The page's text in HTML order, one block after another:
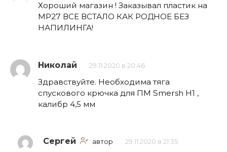
Хороший магазин ! Заказывал пластик на
МР27 ВСЕ ВСТАЛО КАК РОДНОЕ БЕЗ
НАПИЛИНГА!
Николай 29.11.2020 в 20:46
Здравствуйте. Необходима тяга
спускового крючка для ПМ Smersh H1 ,
калибр 4,5 мм
Сергей автор 29.11.2020 в 21:35